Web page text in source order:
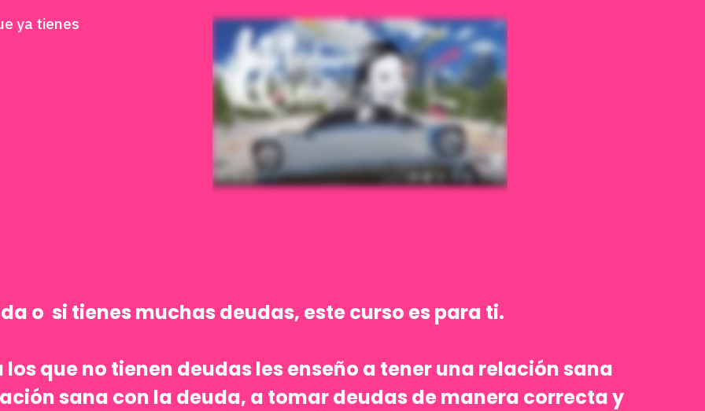
ya tienes
o si tienes muchas deudas, este curso es para ti.
que no tienen deudas les enseño a tener una relación sana
sana con la deuda, a tomar deudas de manera correcta y